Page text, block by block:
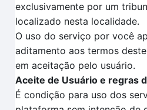
exclusivamente por um
localizado nesta localidade.
O uso do serviço por você
aditamento aos termos
em aceitação pelo usuário.
Aceite de Usuário e regras
É condição para uso dos